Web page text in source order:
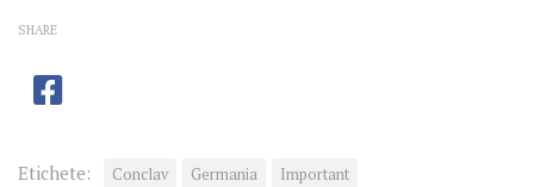
SHARE
Etichete: Conclav Germania Important